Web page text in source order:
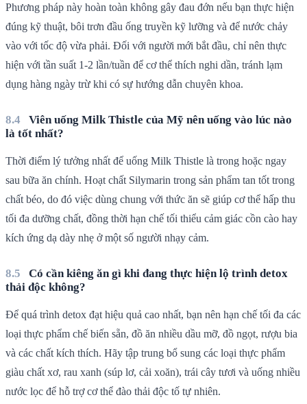
Phương pháp này hoàn toàn không gây đau đớn nếu bạn thực hiện
đúng kỹ thuật, bôi trơn đầu ống truyền kỹ lưỡng và để nước chảy
vào với tốc độ vừa phải. Đối với người mới bắt đầu, chỉ nên thực
hiện với tần suất 1-2 lần/tuần để cơ thể thích nghi dần, tránh lạm
dụng hàng ngày trừ khi có sự hướng dẫn chuyên khoa.
Viên uống Milk Thistle của Mỹ nên uống vào lúc nào
là tốt nhất?
Thời điểm lý tưởng nhất để uống Milk Thistle là trong hoặc ngay
sau bữa ăn chính. Hoạt chất Silymarin trong sản phẩm tan tốt trong
chất béo, do đó việc dùng chung với thức ăn sẽ giúp cơ thể hấp thu
tối đa dưỡng chất, đồng thời hạn chế tối thiểu cảm giác cồn cào hay
kích ứng dạ dày nhẹ ở một số người nhạy cảm.
Có cần kiêng ăn gì khi đang thực hiện lộ trình detox
thải độc không?
Để quá trình detox đạt hiệu quả cao nhất, bạn nên hạn chế tối đa các
loại thực phẩm chế biến sẵn, đồ ăn nhiều dầu mỡ, đồ ngọt, rượu bia
và các chất kích thích. Hãy tập trung bổ sung các loại thực phẩm
giàu chất xơ, rau xanh (súp lơ, cải xoăn), trái cây tươi và uống nhiều
nước lọc để hỗ trợ cơ thể đào thải độc tố tự nhiên.